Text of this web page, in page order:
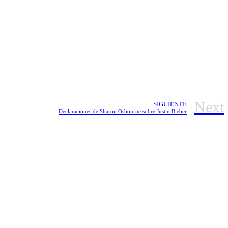
SIGUIENTE
Declaraciones de Sharon Osbourne sobre Justin Bieber Next